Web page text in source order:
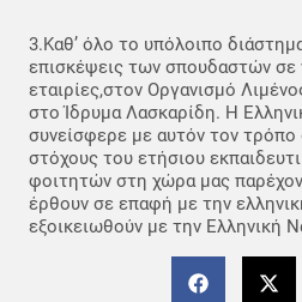
3.Καθ’ όλο το υπόλοιπο
επισκέψεις των σπουδαστών σε
εταιρίες,στον Οργανισμό
στο Ίδρυμα Λασκαρίδη. Η
συνείσφερε με αυτόν τον τρόπο
στόχους του ετήσιου
φοιτητών στη χώρα μας
έρθουν σε επαφή με την
εξοικειωθούν με την Ελληνική